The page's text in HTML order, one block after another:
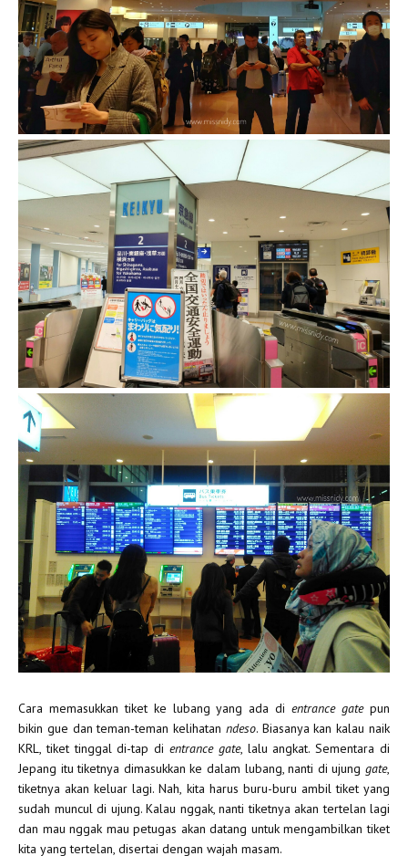
Cara memasukkan tiket ke lubang yang ada dientrance gatepun
bikin gue dan teman-teman kelihatan ndeso. Biasanya kan kalau naik
KRL, tiket tinggal di-tap di entrance gate, lalu angkat. Sementara di
Jepang itu tiketnya dimasukkan ke dalam lubang, nanti di ujung gate,
tiketnya akan keluar lagi. Nah, kita harus buru-buru ambil tiket yang
sudah muncul di ujung. Kalau nggak, nanti tiketnya akan tertelan lagi
dan mau nggak mau petugas akan datang untuk mengambilkan tiket
kita yang tertelan, disertai dengan wajah masam.